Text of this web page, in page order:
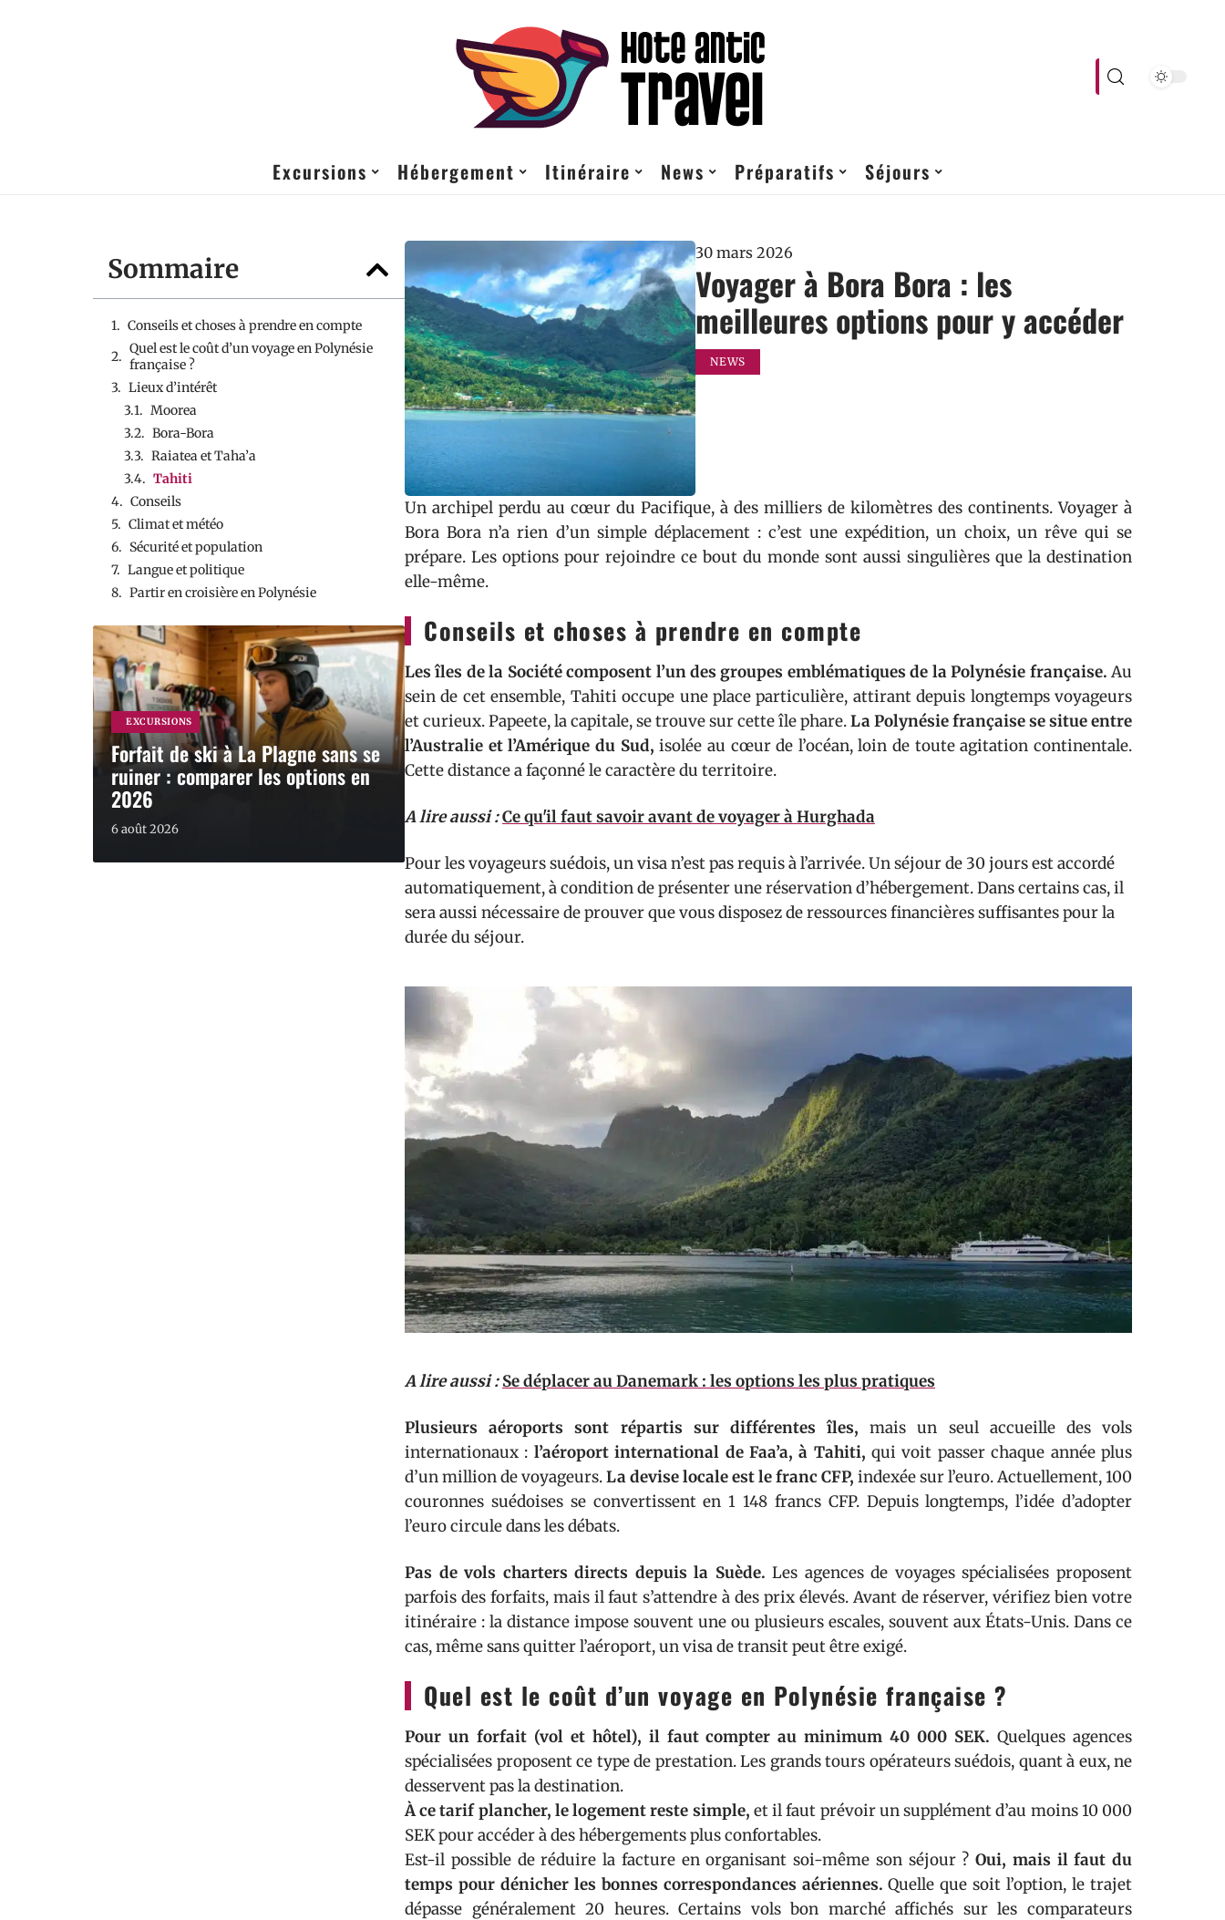
Excursions Hébergement Itinéraire News Préparatifs Séjours
Sommaire
Conseils et choses à prendre en compte
Quel est le coût d’un voyage en Polynésie
française ?
Lieux d’intérêt
Moorea
Bora-Bora
Raiatea et Taha’a
Tahiti
Conseils
Climat et météo
Sécurité et population
Langue et politique
Partir en croisière en Polynésie
EXCURSIONS
Forfait de ski à La Plagne sans se
ruiner : comparer les options en
2026
6 août 2026
30 mars 2026
Voyager à Bora Bora : les
meilleures options pour y accéder
NEWS
Un archipel perdu au cœur du Pacifique, à des milliers de kilomètres des continents. Voyager à
Bora Bora n’a rien d’un simple déplacement : c’est une expédition, un choix, un rêve qui se
prépare. Les options pour rejoindre ce bout du monde sont aussi singulières que la destination
elle-même.
Conseils et choses à prendre en compte
Les îles de la Société composent l’un des groupes emblématiques de la Polynésie française. Au
sein de cet ensemble, Tahiti occupe une place particulière, attirant depuis longtemps voyageurs
et curieux. Papeete, la capitale, se trouve sur cette île phare.La Polynésie française se situe entre
l’Australie et l’Amérique du Sud, isolée au cœur de l’océan, loin de toute agitation continentale.
Cette distance a façonné le caractère du territoire.
A lire aussi :Ce qu'il faut savoir avant de voyager à Hurghada
Pour les voyageurs suédois, un visa n’est pas requis à l’arrivée. Un séjour de 30 jours est accordé
automatiquement, à condition de présenter une réservation d’hébergement. Dans certains cas, il
sera aussi nécessaire de prouver que vous disposez de ressources financières suffisantes pour la
durée du séjour.
A lire aussi : Se déplacer au Danemark : les options les plus pratiques
Plusieurs aéroports sont répartis sur différentes îles, mais un seul accueille des vols
internationaux : l’aéroport international de Faa’a, à Tahiti, qui voit passer chaque année plus
d’un million de voyageurs.La devise locale est le franc CFP, indexée sur l’euro. Actuellement, 100
couronnes suédoises se convertissent en 1 148 francs CFP. Depuis longtemps, l’idée d’adopter
l’euro circule dans les débats.
Pas de vols charters directs depuis la Suède. Les agences de voyages spécialisées proposent
parfois des forfaits, mais il faut s’attendre à des prix élevés. Avant de réserver, vérifiez bien votre
itinéraire : la distance impose souvent une ou plusieurs escales, souvent aux États-Unis. Dans ce
cas, même sans quitter l’aéroport, un visa de transit peut être exigé.
Quel est le coût d’un voyage en Polynésie française ?
Pour un forfait (vol et hôtel), il faut compter au minimum 40 000 SEK. Quelques agences
spécialisées proposent ce type de prestation. Les grands tours opérateurs suédois, quant à eux, ne
desservent pas la destination.
À ce tarif plancher, le logement reste simple, et il faut prévoir un supplément d’au moins 10 000
SEK pour accéder à des hébergements plus confortables.
Est-il possible de réduire la facture en organisant soi-même son séjour ? Oui, mais il faut du
temps pour dénicher les bonnes correspondances aériennes. Quelle que soit l’option, le trajet
dépasse généralement 20 heures. Certains vols bon marché affichés sur les comparateurs